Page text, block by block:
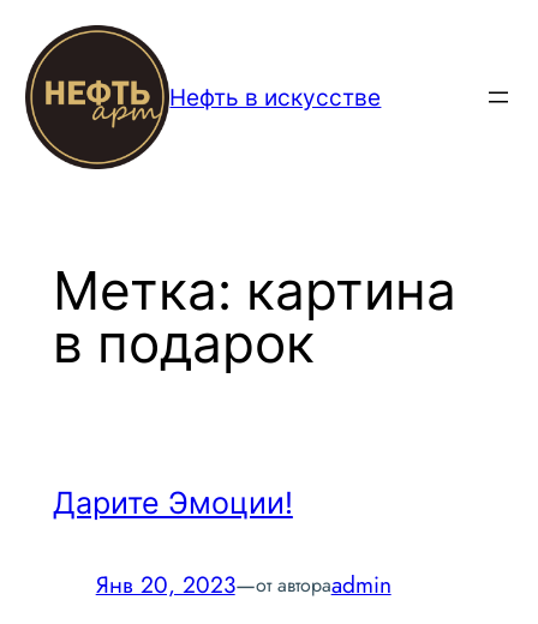
Перейти
содержимому
Нефть в искусстве
Метка: картина
в подарок
Дарите Эмоции!
Янв 20, 2023—от автораadmin